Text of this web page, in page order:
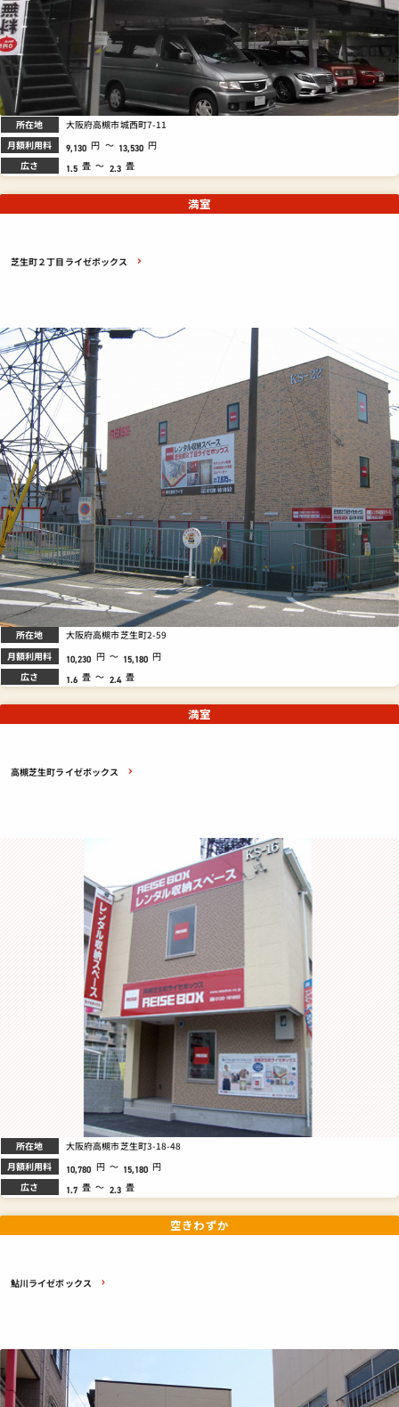
所在地 大阪府高槻市城西町7-11
月額利用料 9,130 円 ～ 13,530 円
広さ 1.5 畳 ～ 2.3 畳
芝生町２丁目ライゼボックス
満室
所在地 大阪府高槻市芝生町2-59
月額利用料 10,230 円 ～ 15,180 円
広さ 1.6 畳 ～ 2.4 畳
高槻芝生町ライゼボックス
満室
所在地 大阪府高槻市芝生町3-18-48
月額利用料 10,780 円 ～ 15,180 円
広さ 1.7 畳 ～ 2.3 畳
鮎川ライゼボックス
空きわずか